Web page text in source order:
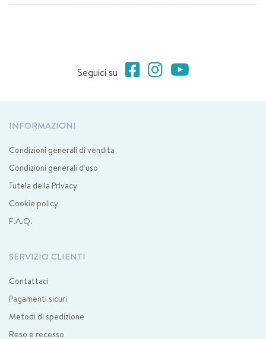
Seguici su
INFORMAZIONI
Condizioni generali di vendita
Condizioni generali d'uso
Tutela della Privacy
Cookie policy
F.A.Q.
SERVIZIO CLIENTI
Contattaci
Pagamenti sicuri
Metodi di spedizione
Reso e recesso